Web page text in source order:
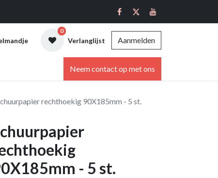
0
Verlanglijst Aanmelden
Neem contact op met ons
rechthoekig 90X185mm - 5 st.
- 5 st.